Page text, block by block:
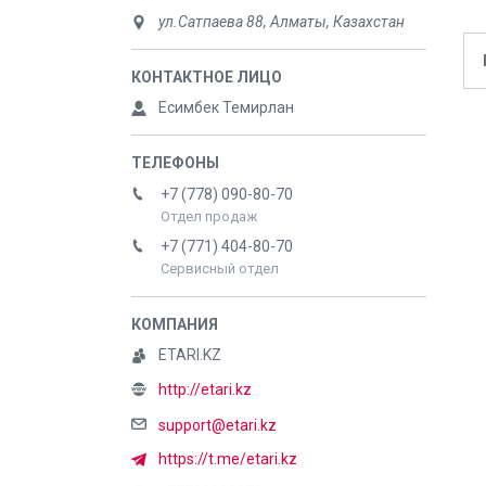
ул.Сатпаева 88, Алматы, Казахстан
Есимбек Темирлан
+7 (778) 090-80-70
Отдел продаж
+7 (771) 404-80-70
Сервисный отдел
ETARI.KZ
http://etari.kz
support@etari.kz
https://t.me/etari.kz